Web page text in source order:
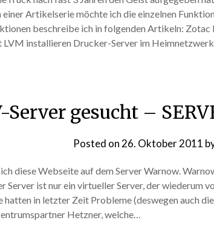
einer Artikelserie möchte ich die einzelnen
beschreibe ich in folgenden Artikeln:
installieren Drucker-Server im Heimnetzwerk
Server gesucht –
Posted on 26. Oktober 2011
diese Webseite auf dem Server Warnow.
Server ist nur ein virtueller Server, der wiederum
hatten in letzter Zeit Probleme (deswegen auch
Hetzner, welche…